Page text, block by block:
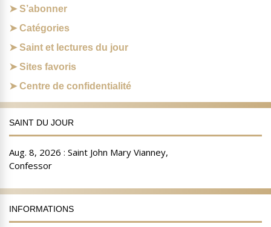
S’abonner
Catégories
Saint et lectures du jour
Sites favoris
Centre de confidentialité
SAINT DU JOUR
INFORMATIONS